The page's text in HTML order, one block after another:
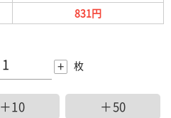
831円
+ 枚
＋10 ＋50